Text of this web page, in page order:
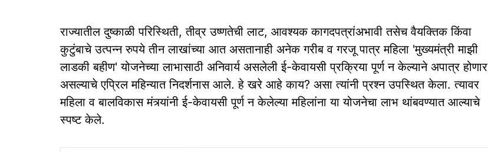
राज्यातील दुष्काळी परिस्थिती, तीव्र उष्णतेची लाट, आवश्यक कागदपत्रांअभावी तसेच वैयक्तिक किंवा
कुटुंबाचे उत्पन्न रुपये तीन लाखांच्या आत असतानाही अनेक गरीब व गरजू पात्र महिला 'मुख्यमंत्री माझी
लाडकी बहीण' योजनेच्या लाभासाठी अनिवार्य असलेली ई-केवायसी प्रक्रिया पूर्ण न केल्याने अपात्र होणार
असल्याचे एप्रिल महिन्यात निदर्शनास आले. हे खरे आहे काय? असा त्यांनी प्रश्न उपस्थित केला. त्यावर
महिला व बालविकास मंत्र्यांनी ई-केवायसी पूर्ण न केलेल्या महिलांना या योजनेचा लाभ थांबवण्यात आल्याचे
स्पष्ट केले.